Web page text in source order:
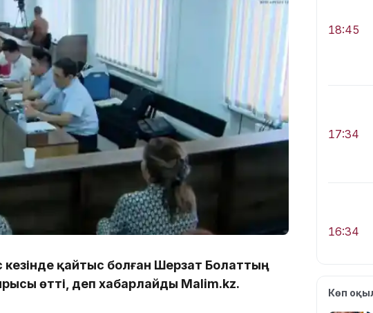
кезінде қайтыс болған Шерзат Болаттың
өтті, деп хабарлайды Malim.kz.
18:45
17:34
16:34
Көп